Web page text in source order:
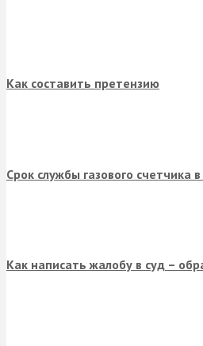
Как составить претензию
Срок службы газового счетчика
Как написать жалобу в суд –